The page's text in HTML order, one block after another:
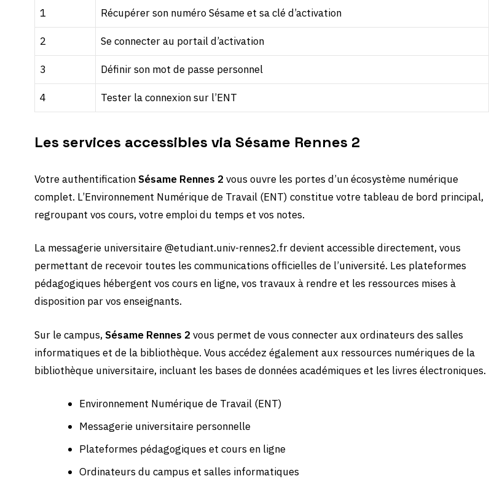
1 Récupérer son numéro Sésame et sa clé d’activation
2 Se connecter au portail d’activation
3 Définir son mot de passe personnel
4 Tester la connexion sur l’ENT
Les services accessibles via Sésame Rennes 2
Votre authentificationSésame Rennes 2 vous ouvre les portes d’un écosystème numérique
complet. L’Environnement Numérique de Travail (ENT) constitue votre tableau de bord principal,
regroupant vos cours, votre emploi du temps et vos notes.
La messagerie universitaire @etudiant.univ-rennes2.fr devient accessible directement, vous
permettant de recevoir toutes les communications officielles de l’université. Les plateformes
pédagogiques hébergent vos cours en ligne, vos travaux à rendre et les ressources mises à
disposition par vos enseignants.
Sur le campus, Sésame Rennes 2 vous permet de vous connecter aux ordinateurs des salles
informatiques et de la bibliothèque. Vous accédez également aux ressources numériques de la
bibliothèque universitaire, incluant les bases de données académiques et les livres électroniques.
Environnement Numérique de Travail (ENT)
Messagerie universitaire personnelle
Plateformes pédagogiques et cours en ligne
Ordinateurs du campus et salles informatiques